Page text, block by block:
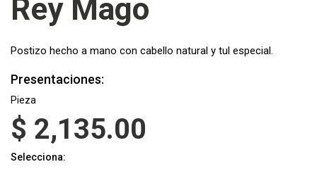
Rey Mago
Postizo hecho a mano con cabello natural y tul especial.
Presentaciones:
Pieza
$ 2,135.00
Selecciona: